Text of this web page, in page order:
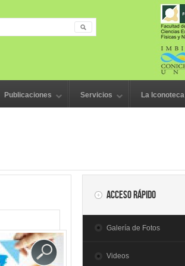
form
Publicaciones Servicios La Iconoteca
Acceso rápido
Galería de Fotos
Videos